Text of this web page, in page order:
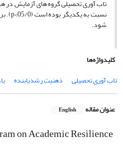
تاب ­­آوری تحصیلی گروه ­­های آزمایش در
شود.
کلیدواژه‌ها
تاب آوری تحصیلی
ذهنیت رشدیابنده
عنوان مقاله English
on Academic Resilience